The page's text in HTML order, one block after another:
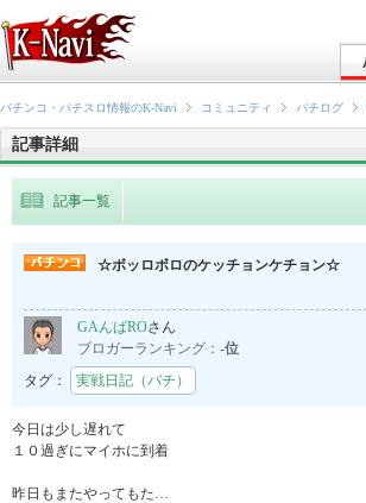
パチンコ・パチスロ情報のK-Navi コミュニティ パチログ
記事詳細
記事一覧
☆ボッロボロのケッチョンケチョン☆
GAんばROさん
ブロガーランキング： -位
タグ：
実戦日記（パチ）
今日は少し遅れて
１０過ぎにマイホに到着
昨日もまたやってもた…